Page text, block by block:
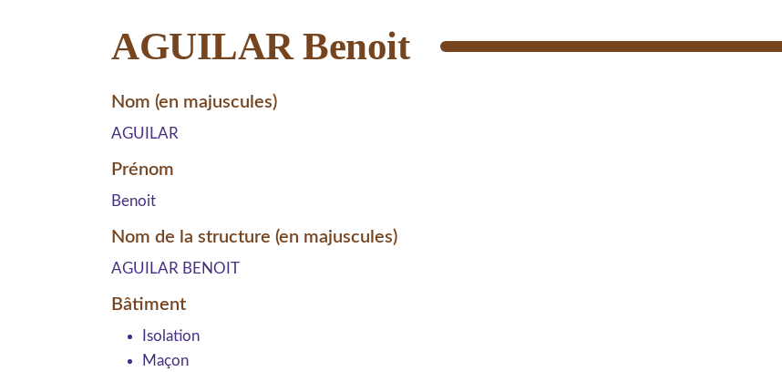
AGUILAR Benoit
Nom (en majuscules)
AGUILAR
Prénom
Benoit
Nom de la structure (en majuscules)
AGUILAR BENOIT
Bâtiment
Isolation
Maçon